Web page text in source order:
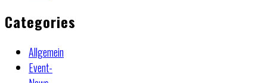
Categories
Allgemein
Event-